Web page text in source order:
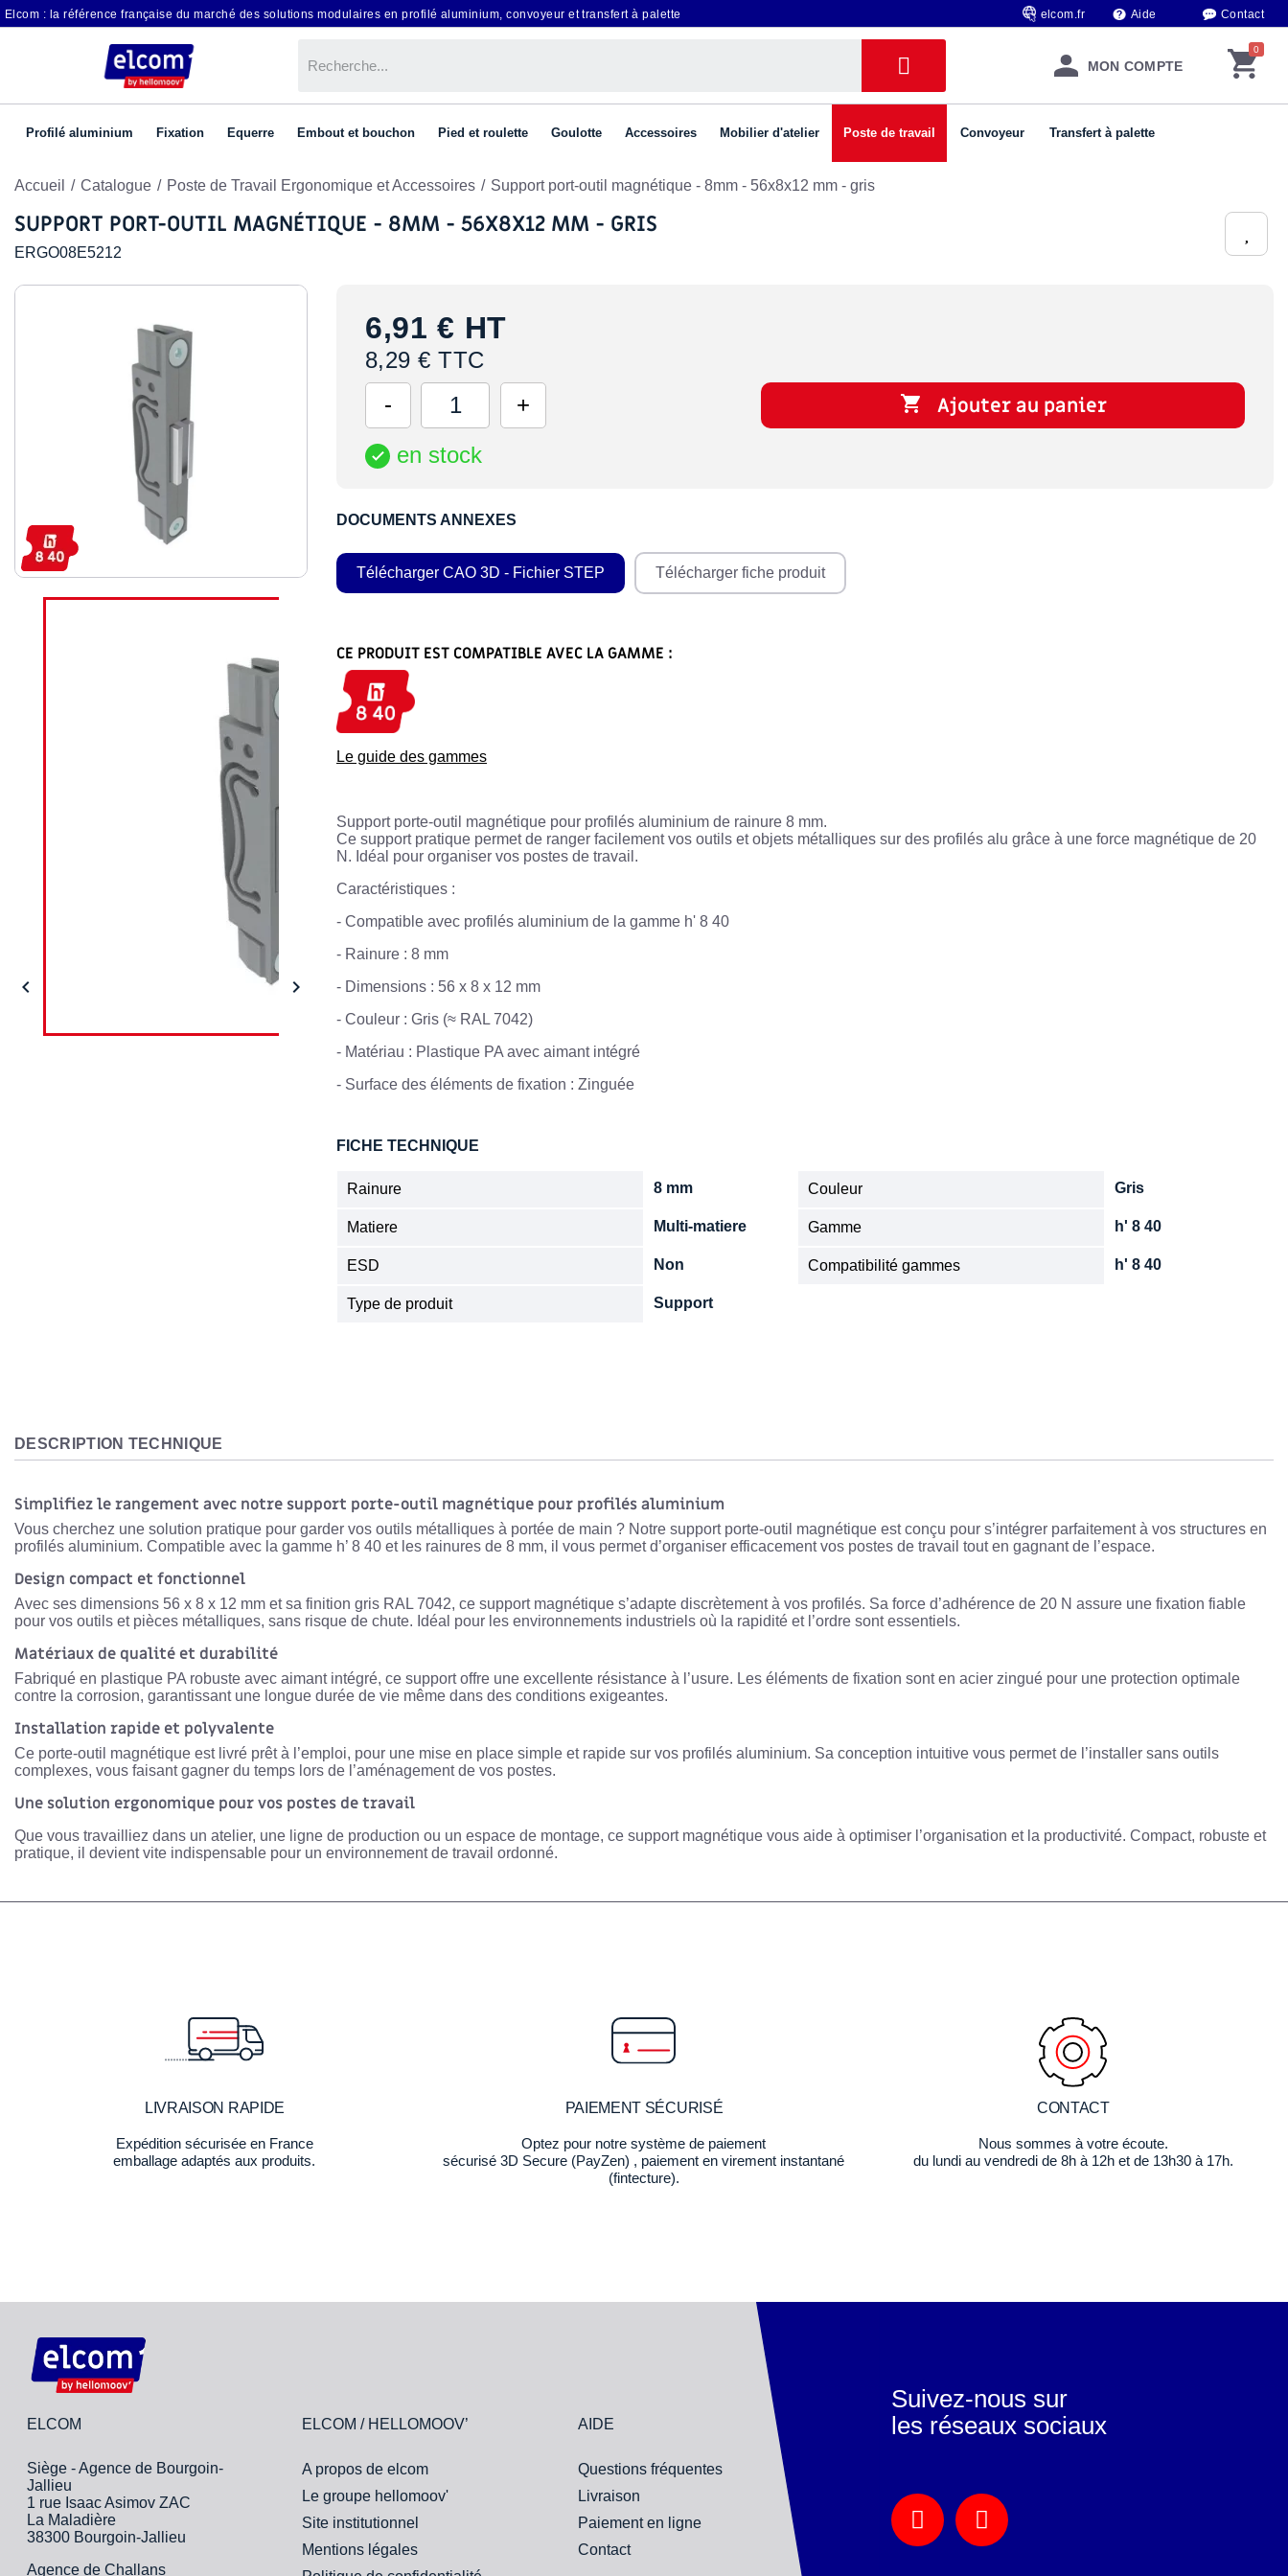
Elcom : la référence française du marché des solutions modulaires en profilé aluminium, convoyeur et transfert à palette elcom.fr Aide Contact
MON COMPTE
Profilé aluminium Fixation Equerre Embout et bouchon Pied et roulette Goulotte Accessoires Mobilier d'atelier Poste de travail Convoyeur Transfert à palette
Accueil Catalogue Poste de Travail Ergonomique et Accessoires Support port-outil magnétique - 8mm - 56x8x12 mm - gris
SUPPORT PORT-OUTIL MAGNÉTIQUE - 8MM - 56X8X12 MM - GRIS
ERGO08E5212
 
6,91 € HT
8,29 € TTC
 Ajouter au panier
 en stock
DOCUMENTS ANNEXES
Télécharger CAO 3D - Fichier STEP Télécharger fiche produit
CE PRODUIT EST COMPATIBLE AVEC LA GAMME :
Le guide des gammes
Support porte-outil magnétique pour profilés aluminium de rainure 8 mm.
Ce support pratique permet de ranger facilement vos outils et objets métalliques sur des profilés alu grâce à une force magnétique de 20
N. Idéal pour organiser vos postes de travail.
Caractéristiques :
- Compatible avec profilés aluminium de la gamme h' 8 40
- Rainure : 8 mm
- Dimensions : 56 x 8 x 12 mm
- Couleur : Gris (≈ RAL 7042)
- Matériau : Plastique PA avec aimant intégré
- Surface des éléments de fixation : Zinguée
FICHE TECHNIQUE
Rainure 8 mm Couleur Gris
Matiere Multi-matiere Gamme h' 8 40
ESD Non Compatibilité gammes h' 8 40
Type de produit Support
DESCRIPTION TECHNIQUE
Simplifiez le rangement avec notre support porte-outil magnétique pour profilés aluminium
Vous cherchez une solution pratique pour garder vos outils métalliques à portée de main ? Notre support porte-outil magnétique est conçu pour s’intégrer parfaitement à vos structures en
profilés aluminium. Compatible avec la gamme h’ 8 40 et les rainures de 8 mm, il vous permet d’organiser efficacement vos postes de travail tout en gagnant de l’espace.
Design compact et fonctionnel
Avec ses dimensions 56 x 8 x 12 mm et sa finition gris RAL 7042, ce support magnétique s’adapte discrètement à vos profilés. Sa force d’adhérence de 20 N assure une fixation fiable
pour vos outils et pièces métalliques, sans risque de chute. Idéal pour les environnements industriels où la rapidité et l’ordre sont essentiels.
Matériaux de qualité et durabilité
Fabriqué en plastique PA robuste avec aimant intégré, ce support offre une excellente résistance à l’usure. Les éléments de fixation sont en acier zingué pour une protection optimale
contre la corrosion, garantissant une longue durée de vie même dans des conditions exigeantes.
Installation rapide et polyvalente
Ce porte-outil magnétique est livré prêt à l’emploi, pour une mise en place simple et rapide sur vos profilés aluminium. Sa conception intuitive vous permet de l’installer sans outils
complexes, vous faisant gagner du temps lors de l’aménagement de vos postes.
Une solution ergonomique pour vos postes de travail
Que vous travailliez dans un atelier, une ligne de production ou un espace de montage, ce support magnétique vous aide à optimiser l’organisation et la productivité. Compact, robuste et
pratique, il devient vite indispensable pour un environnement de travail ordonné.
LIVRAISON RAPIDE
Expédition sécurisée en France
emballage adaptés aux produits.
PAIEMENT SÉCURISÉ
Optez pour notre système de paiement
sécurisé 3D Secure (PayZen) , paiement en virement instantané
(fintecture).
CONTACT
Nous sommes à votre écoute.
du lundi au vendredi de 8h à 12h et de 13h30 à 17h.
ELCOM
Siège - Agence de Bourgoin-
Jallieu
1 rue Isaac Asimov ZAC
La Maladière
38300 Bourgoin-Jallieu
Agence de Challans
ELCOM / HELLOMOOV’
A propos de elcom
Le groupe hellomoov'
Site institutionnel
Mentions légales
AIDE
Questions fréquentes
Livraison
Paiement en ligne
Contact
Suivez-nous sur
les réseaux sociaux